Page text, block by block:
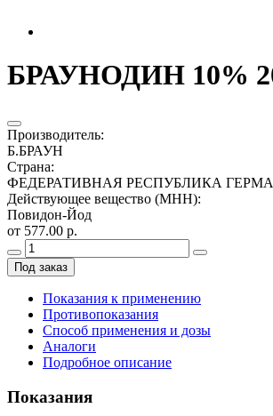
БРАУНОДИН 10%
Производитель:
Б.БРАУН
Страна:
ФЕДЕРАТИВНАЯ РЕСПУБЛИКА
Действующее вещество (МНН):
Повидон-Йод
от 577.00 р.
Под заказ
Показания к применению
Противопоказания
Способ применения и дозы
Аналоги
Подробное описание
Показания